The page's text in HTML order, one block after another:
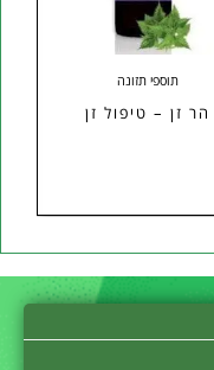
תוספי תזונה
הר זן – טיפול זן